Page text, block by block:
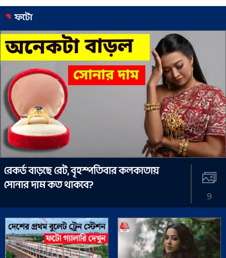
ফটো
রেকর্ড বাড়ছে রেট, বৃহস্পতিবার কলকাতায়
সোনার দাম কত থাকবে?
9